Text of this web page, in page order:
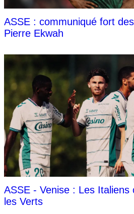
ASSE : communiqué fort
Pierre Ekwah
ASSE - Venise : Les
les Verts